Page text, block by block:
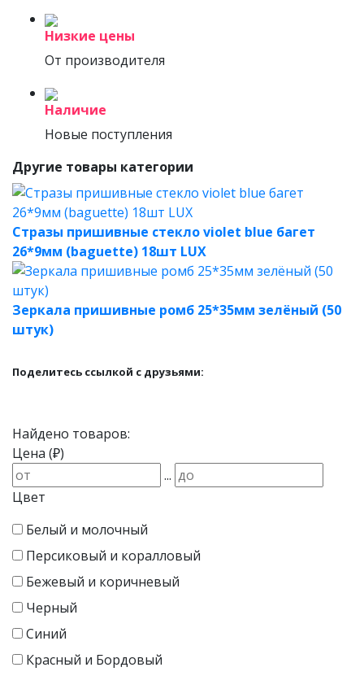
Низкие цены
От производителя
Наличие
Новые поступления
Другие товары категории
Стразы пришивные стекло violet blue багет
26*9мм (baguette) 18шт LUX
Зеркала пришивные ромб 25*35мм зелёный (50
штук)
Поделитесь ссылкой с друзьями:
Найдено товаров:
Цена (₽)
...
Цвет
Белый и молочный
Персиковый и коралловый
Бежевый и коричневый
Черный
Синий
Красный и Бордовый